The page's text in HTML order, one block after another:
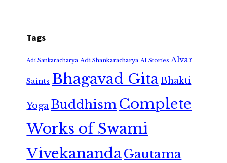
Tags
Adi Sankaracharya Adi Shankaracharya AI Stories Alvar
Saints Bhagavad GitaBhakti
Yoga Buddhism Complete
Works of Swami
VivekanandaGautama